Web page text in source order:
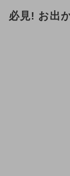
必見! お出